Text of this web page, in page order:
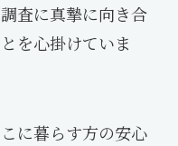
査に真摯に向き合
を心掛けていま
に暮らす方の安心